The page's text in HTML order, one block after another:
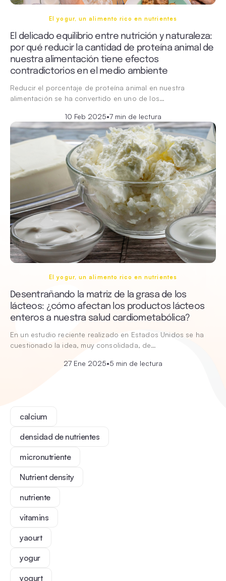
El yogur, un alimento rico en nutrientes
El delicado equilibrio entre nutrición y naturaleza:
por qué reducir la cantidad de proteína animal de
nuestra alimentación tiene efectos
contradictorios en el medio ambiente
Reducir el porcentaje de proteína animal en nuestra
alimentación se ha convertido en uno de los…
10 Feb 2025•7 min de lectura
El yogur, un alimento rico en nutrientes
Desentrañando la matriz de la grasa de los
lácteos: ¿cómo afectan los productos lácteos
enteros a nuestra salud cardiometabólica?
En un estudio reciente realizado en Estados Unidos se ha
cuestionado la idea, muy consolidada, de…
27 Ene 2025•5 min de lectura
calcium
densidad de nutrientes
micronutriente
Nutrient density
nutriente
vitamins
yaourt
yogur
yogurt